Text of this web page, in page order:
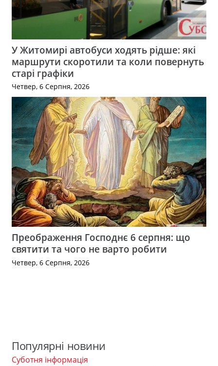
У Житомирі автобуси ходять рідше: які
маршрути скоротили та коли повернуть
старі графіки
Четвер, 6 Серпня, 2026
Преображення Господнє 6 серпня: що
святити та чого не варто робити
Четвер, 6 Серпня, 2026
Популярні новини
Суботня інформація